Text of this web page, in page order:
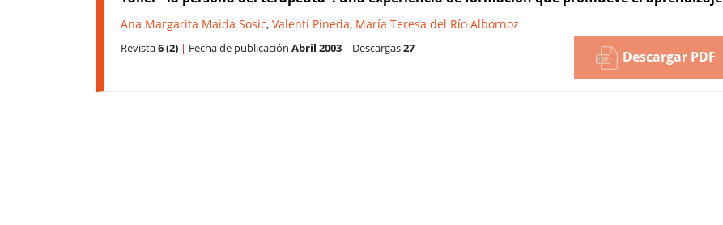
Ana Margarita Maida Sosic, Valentí Pineda, María Teresa del Río Albornoz
Revista6 (2) | Fecha de publicación Abril 2003 | Descargas27 Descargar PDF